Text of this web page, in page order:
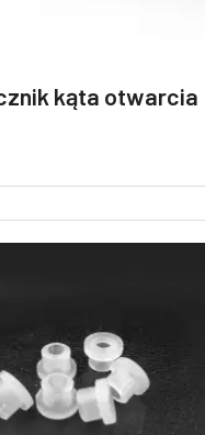
kąta otwarcia